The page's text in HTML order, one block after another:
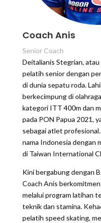
Coach Anis
Senior Coach
Deitalianis Stegrian, atau
pelatih senior dengan
di dunia sepatu roda.
berkecimpung di
kategori ITT 400m dan
pada PON Papua 2021,
sebagai atlet
nama Indonesia dengan
di Taiwan International
Kini bergabung dengan
Coach Anis
melalui program latihan
teknik dan stamina.
pelatih speed skating,